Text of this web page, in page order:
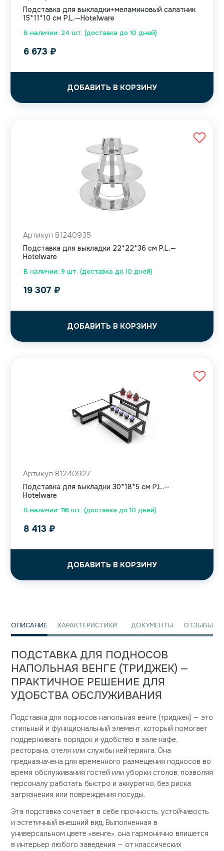
В наличии: 24 шт. (доставка до 10 дней)
Подставка для выкладки+меламиновый салатник
15*11*10 см P.L.—Hotelware
6 673 ₽
ДОБАВИТЬ В КОРЗИНУ
В наличии: 9 шт. (доставка до 10 дней)
Артикул 81240935
Подставка для выкладки 22*22*36 см P.L.—
Hotelware
19 307 ₽
ДОБАВИТЬ В КОРЗИНУ
В наличии: 116 шт. (доставка до 10 дней)
Артикул 81240927
Подставка для выкладки 30*18*5 см P.L.—
Hotelware
8 413 ₽
ДОБАВИТЬ В КОРЗИНУ
ОПИСАНИЕ ХАРАКТЕРИСТИКИ ДОКУМЕНТЫ ОТЗЫВЫ
ПОДСТАВКА ДЛЯ ПОДНОСОВ
НАПОЛЬНАЯ ВЕНГЕ (ТРИДЖЕК) —
ПРАКТИЧНОЕ РЕШЕНИЕ ДЛЯ
УДОБСТВА ОБСЛУЖИВАНИЯ
Подставка для подносов напольная венге (триджек) — это
стильный и функциональный элемент, который помогает
поддерживать порядок и удобство в зале кафе,
ресторана, отеля или службы кейтеринга. Она
предназначена для временного размещения подносов во
время обслуживания гостей или уборки столов, позволяя
персоналу работать быстро и аккуратно, без риска
загрязнения или повреждения посуды.
Эта подставка сочетает в себе прочность, устойчивость
и эстетичный внешний вид. Выполненная в
универсальном цвете «венге», она гармонично впишется
в интерьер любого заведения — от классических